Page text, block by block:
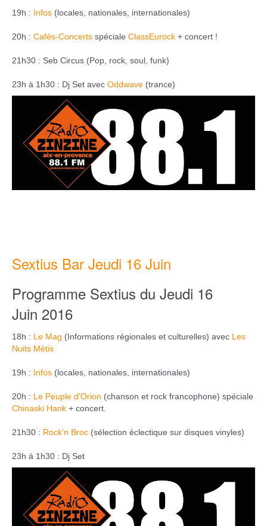
19h : Infos (locales, nationales, internationales)
20h : Cafés-Concerts spéciale ClassEurock + concert !
21h30 : Seb Circus (Pop, rock, soul, funk)
23h à 1h30 : Dj Set avec Oddwave (trance)
Sextius Bar Jeudi 16 Juin
Programme Sextius du Jeudi 16
Juin 2016
18h : Le Mag (Informations régionales et culturelles) avec Les
Nuits Métis
19h : Infos (locales, nationales, internationales)
20h : Le Peuple d'Orion (chanson et rock francophone) spéciale
Chinaski Hank + concert.
21h30 : Rock'n Broc (sélection éclectique sur disques vinyles)
23h à 1h30 : Dj Set